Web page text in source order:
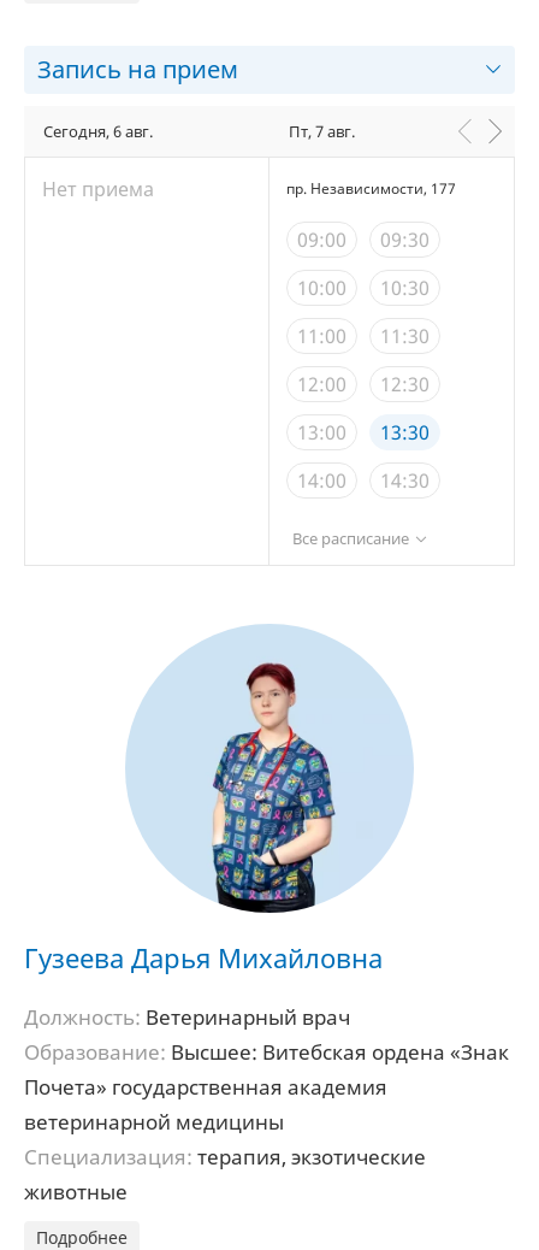
Запись на прием
Сегодня, 6 авг.
Нет приема
Пт, 7 авг.
пр. Независимости, 177
09:00
09:30
10:00
10:30
11:00
11:30
12:00
12:30
13:00
13:30
14:00
14:30
15:00
17:00
18:30
19:30
20:00
Все расписание
Гузеева Дарья Михайловна
Должность: Ветеринарный врач
Образование: Высшее: Витебская ордена «Знак
Почета» государственная академия
ветеринарной медицины
Специализация: терапия, экзотические
животные
Подробнее